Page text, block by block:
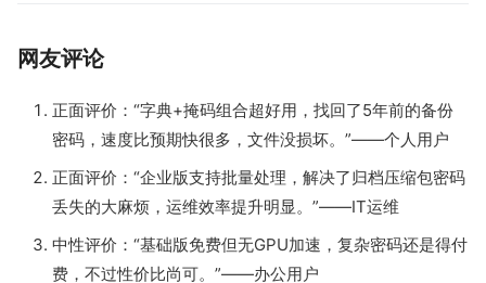
网友评论
正面评价：“字典+掩码组合超好用，找回了5年前的备份
密码，速度比预期快很多，文件没损坏。”——个人用户
正面评价：“企业版支持批量处理，解决了归档压缩包密码
丢失的大麻烦，运维效率提升明显。”——IT运维
中性评价：“基础版免费但无GPU加速，复杂密码还是得付
费，不过性价比尚可。”——办公用户